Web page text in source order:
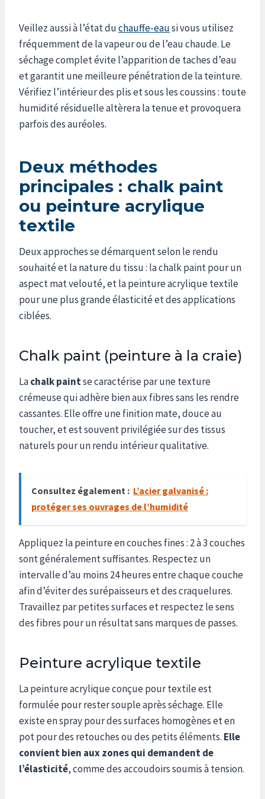
Veillez aussi à l’état duchauffe-eausi vous utilisez
fréquemment de la vapeur ou de l’eau chaude. Le
séchage complet évite l’apparition de taches d’eau
et garantit une meilleure pénétration de la teinture.
Vérifiez l’intérieur des plis et sous les coussins : toute
humidité résiduelle altèrera la tenue et provoquera
parfois des auréoles.
Deux méthodes
principales : chalk paint
ou peinture acrylique
textile
Deux approches se démarquent selon le rendu
souhaité et la nature du tissu : la chalk paint pour un
aspect mat velouté, et la peinture acrylique textile
pour une plus grande élasticité et des applications
ciblées.
Chalk paint (peinture à la craie)
Lachalk paintse caractérise par une texture
crémeuse qui adhère bien aux fibres sans les rendre
cassantes. Elle offre une finition mate, douce au
toucher, et est souvent privilégiée sur des tissus
naturels pour un rendu intérieur qualitative.
Consultez également : L’acier galvanisé :
protéger ses ouvrages de l’humidité
Appliquez la peinture en couches fines : 2 à 3 couches
sont généralement suffisantes. Respectez un
intervalle d’au moins 24 heures entre chaque couche
afin d’éviter des surépaisseurs et des craquelures.
Travaillez par petites surfaces et respectez le sens
des fibres pour un résultat sans marques de passes.
Peinture acrylique textile
La peinture acrylique conçue pour textile est
formulée pour rester souple après séchage. Elle
existe en spray pour des surfaces homogènes et en
pot pour des retouches ou des petits éléments. Elle
convient bien aux zones qui demandent de
l’élasticité, comme des accoudoirs soumis à tension.